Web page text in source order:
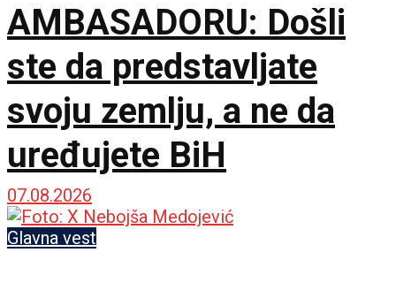
AMBASADORU: Došli
ste da predstavljate
svoju zemlju, a ne da
uređujete BiH
07.08.2026
Glavna vest